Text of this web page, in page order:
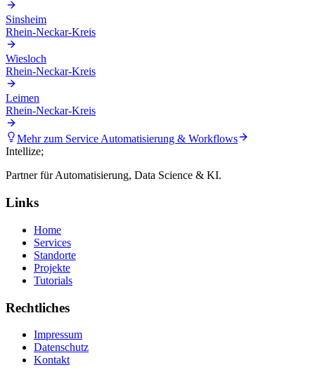
Sinsheim
Rhein-Neckar-Kreis
Wiesloch
Rhein-Neckar-Kreis
Leimen
Rhein-Neckar-Kreis
Mehr zum ServiceAutomatisierung & Workflows
Intellize;
Partner für Automatisierung, Data Science & KI.
Links
Home
Services
Standorte
Projekte
Tutorials
Rechtliches
Impressum
Datenschutz
Kontakt